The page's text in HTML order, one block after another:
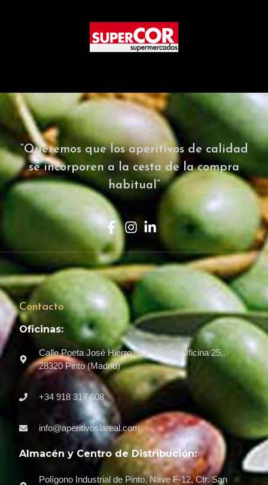
“Queremos que los aperitivos de calidad
se incorporen a la cesta de la compra
habitual”
Contacto
Oficinas:
Calle Poeta José Hierro, 1 2ª Planta Oficina 25,.
28320 Pinto (Madrid)
+34 918 317 608
info@aperitivoslareal.com
Almacén y Centro de Distribución:
Polígono Industrial de Pinto, Nave F-12, Ctr. San